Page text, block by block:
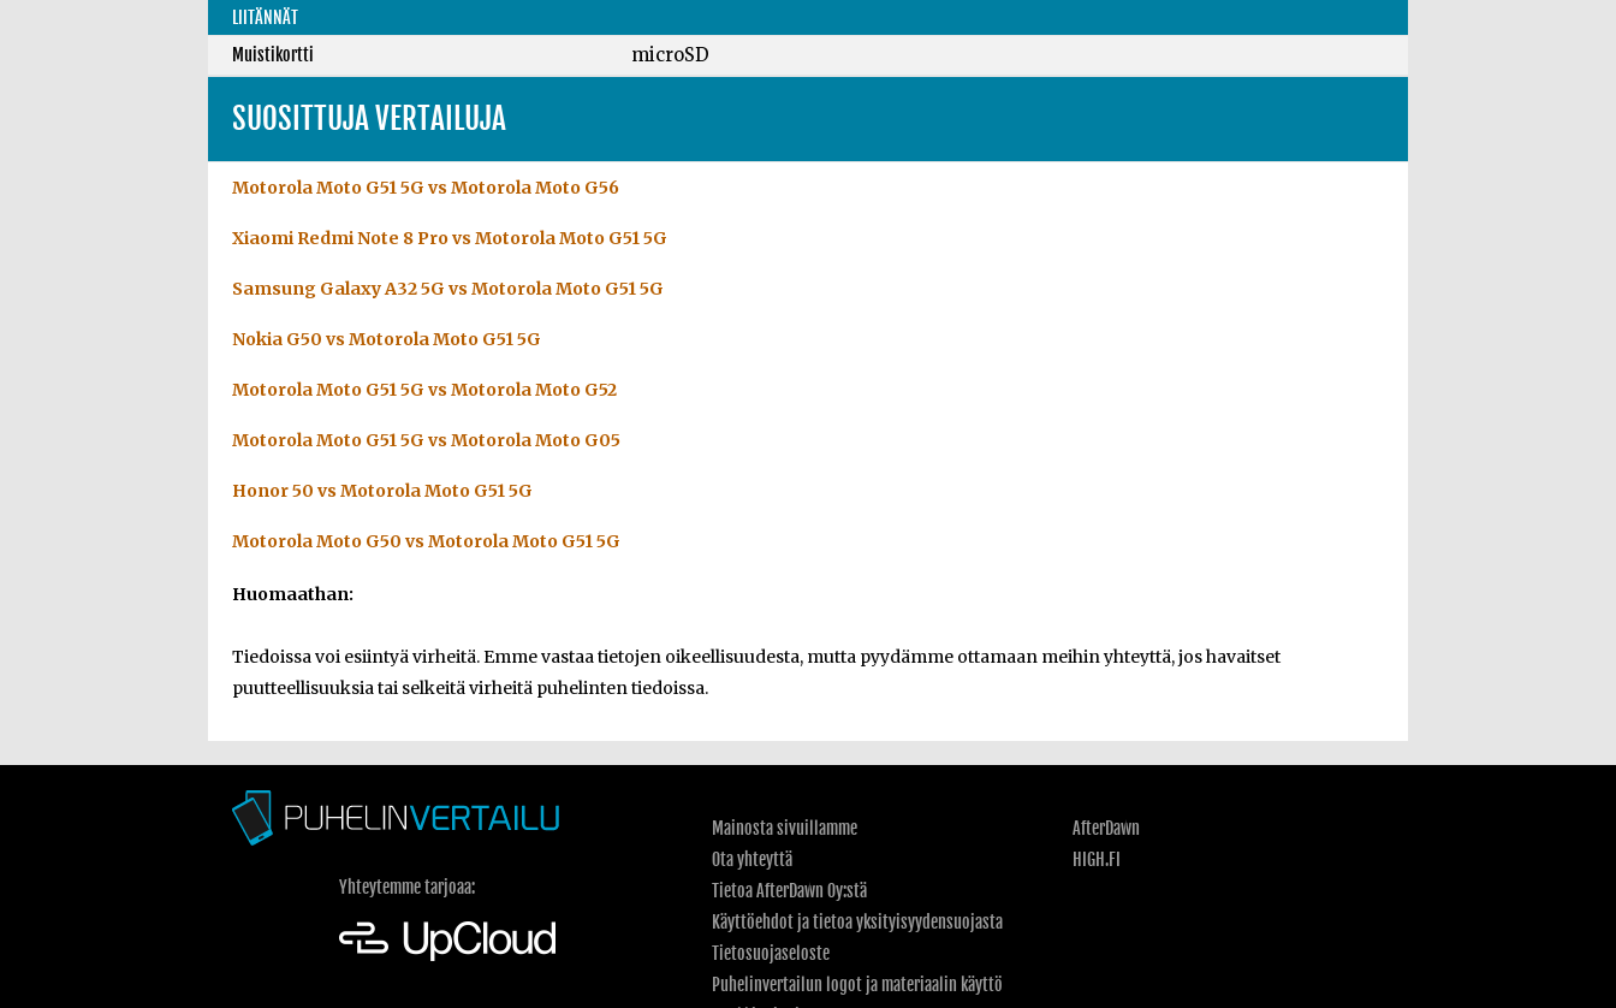
LIITÄNNÄT
Muistikortti
microSD
SUOSITTUJA VERTAILUJA
Motorola Moto G51 5G vs Motorola Moto G56
Xiaomi Redmi Note 8 Pro vs Motorola Moto G51 5G
Samsung Galaxy A32 5G vs Motorola Moto G51 5G
Nokia G50 vs Motorola Moto G51 5G
Motorola Moto G51 5G vs Motorola Moto G52
Motorola Moto G51 5G vs Motorola Moto G05
Honor 50 vs Motorola Moto G51 5G
Motorola Moto G50 vs Motorola Moto G51 5G
Huomaathan:
Tiedoissa voi esiintyä virheitä. Emme vastaa tietojen oikeellisuudesta, mutta pyydämme ottamaan meihin yhteyttä, jos havaitset
puutteellisuuksia tai selkeitä virheitä puhelinten tiedoissa.
Yhteytemme tarjoaa:
Mainosta sivuillamme
Ota yhteyttä
Tietoa AfterDawn Oy:stä
Käyttöehdot ja tietoa yksityisyydensuojasta
Tietosuojaseloste
Puhelinvertailun logot ja materiaalin käyttö
AfterDawn
HIGH.FI